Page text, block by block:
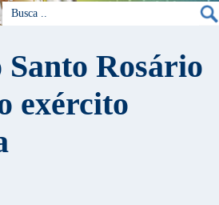
Santo Rosário
exército